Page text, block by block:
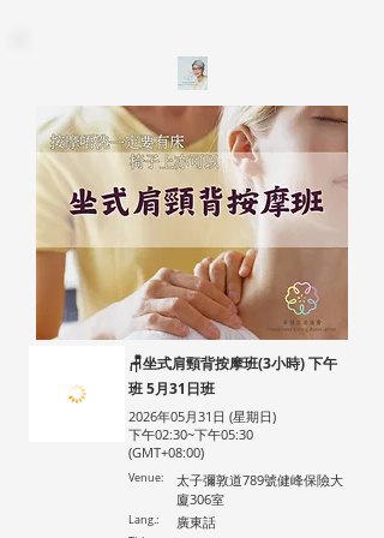
🪑坐式肩頸背按摩班(3小時) 下午
班 5月31日班
2026年05月31日 (星期日)
下午02:30~下午05:30
(GMT+08:00)
Venue:
太子彌敦道789號健峰保險大
廈306室
Lang.: 廣東話